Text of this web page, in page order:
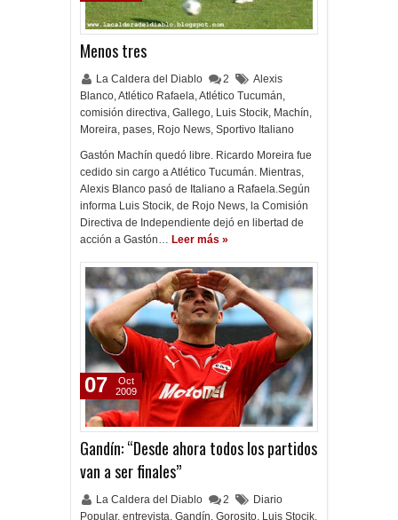
Menos tres
La Caldera del Diablo 2
Alexis
Blanco,Atlético Rafaela,Atlético Tucumán,
comisión directiva, Gallego, Luis Stocik, Machín,
Moreira, pases, Rojo News, Sportivo Italiano
Gastón Machín quedó libre. Ricardo Moreira fue
cedido sin cargo a Atlético Tucumán. Mientras,
Alexis Blanco pasó de Italiano a Rafaela.Según
informa Luis Stocik, de Rojo News, la Comisión
Directiva de Independiente dejó en libertad de
acción a Gastón… Leer más »
Gandín: “Desde ahora todos los partidos
van a ser finales”
La Caldera del Diablo 2
Diario
Popular, entrevista, Gandín, Gorosito, Luis Stocik,
07
Oct
2009